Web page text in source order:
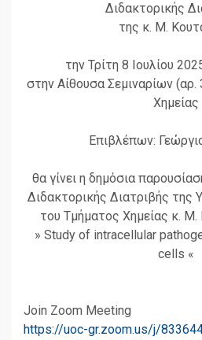
Διδακτορικής
της κ. Μ.
την Τρίτη 8 Ιουλίου
στην Αίθουσα Σεμιναρίων
Χημείας
Επιβλέπων:
θα γίνει η δημόσια
Διδακτορικής Διατριβής της
του Τμήματος Χημείας κ. Μ.
» Study of intracellular
cells «
Join Zoom Meeting
https://uoc-gr.zoom.us/j/